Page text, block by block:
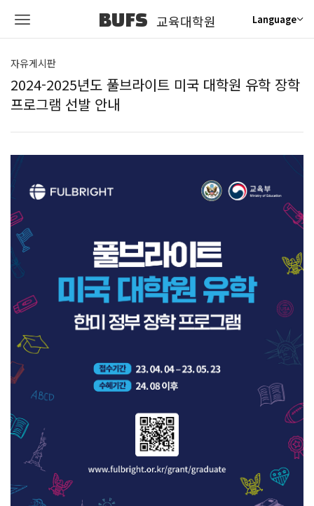
BUFS 교육대학원 Language
자유게시판
2024-2025년도 풀브라이트 미국 대학원 유학 장학
프로그램 선발 안내